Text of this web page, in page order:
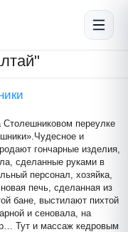
Столешниковом переулке
и
гончарные изделия,
сделанные руками в
персонал, хозяйка,
печь, сделанная из
бане, выстилают пихтой
и сеновала, на
Тут и массаж кедровым